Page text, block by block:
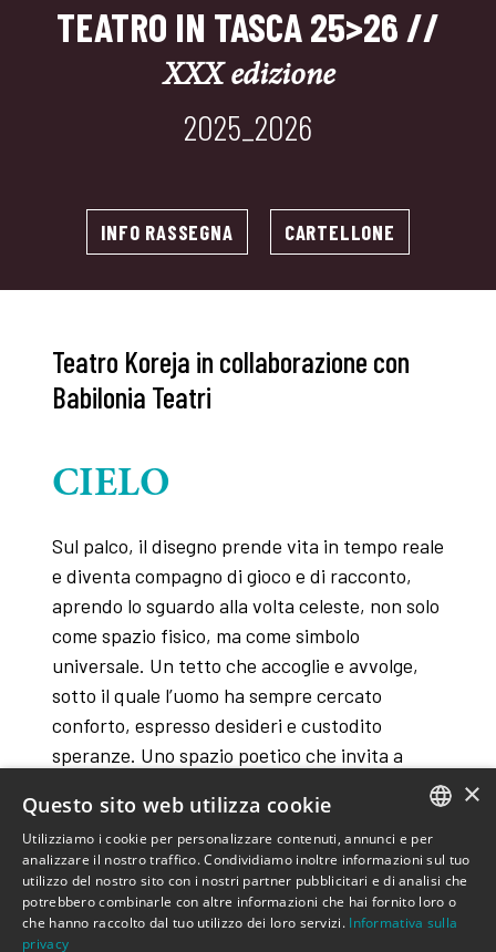
TEATRO IN TASCA 25>26 //
XXX edizione
2025_2026
INFO RASSEGNA CARTELLONE
Teatro Koreja in collaborazione con
Babilonia Teatri
CIELO
Sul palco, il disegno prende vita in tempo reale
e diventa compagno di gioco e di racconto,
aprendo lo sguardo alla volta celeste, non solo
come spazio fisico, ma come simbolo
universale. Un tetto che accoglie e avvolge,
sotto il quale l’uomo ha sempre cercato
conforto, espresso desideri e custodito
speranze. Uno spazio poetico che invita a
dei propri sogni.
ITALIAN
ENGLISH
×
Questo sito web utilizza cookie
Utilizziamo i cookie per personalizzare contenuti, annunci e per
analizzare il nostro traffico. Condividiamo inoltre informazioni sul tuo
utilizzo del nostro sito con i nostri partner pubblicitari e di analisi che
potrebbero combinarle con altre informazioni che hai fornito loro o
che hanno raccolto dal tuo utilizzo dei loro servizi. Informativa sulla
privacy